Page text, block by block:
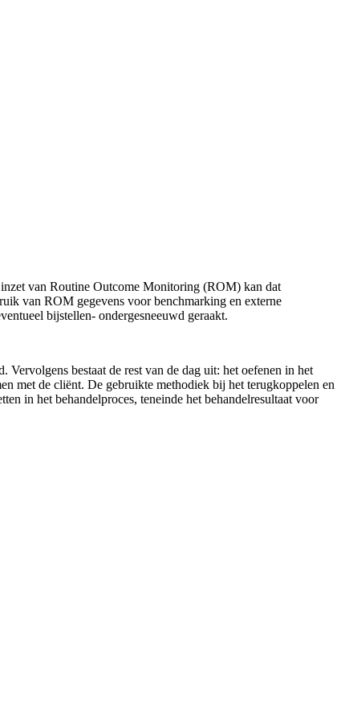
van Routine Outcome Monitoring (ROM) kan dat
van ROM gegevens voor benchmarking en externe
bijstellen- ondergesneeuwd geraakt.
bestaat de rest van de dag uit: het oefenen in het
met de cliënt. De gebruikte methodiek bij het terugkoppelen en
in het behandelproces, teneinde het behandelresultaat voor